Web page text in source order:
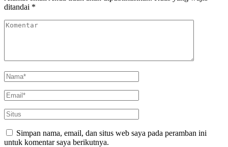
ditandai *
Simpan nama, email, dan situs web saya pada peramban ini
untuk komentar saya berikutnya.